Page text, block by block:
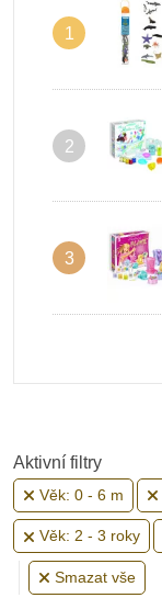
1
2
3
Aktivní filtry
Věk: 0 - 6 m
Věk: 2 - 3 roky
Smazat vše